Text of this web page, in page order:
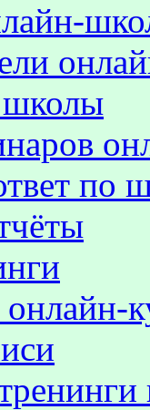
по
онлайн-